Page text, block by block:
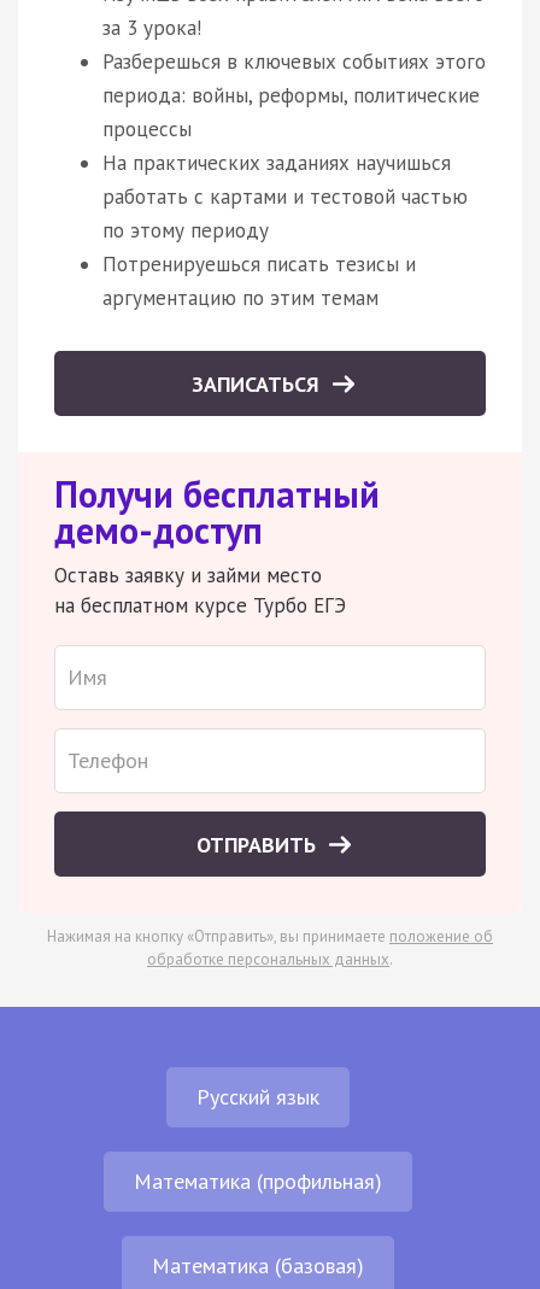
за 3 урока!
Разберешься в ключевых событиях этого
периода: войны, реформы, политические
процессы
На практических заданиях научишься
работать с картами и тестовой частью
по этому периоду
Потренируешься писать тезисы и
аргументацию по этим темам
ЗАПИСАТЬСЯ
Получи бесплатный
демо-доступ
Оставь заявку и займи место
на бесплатном курсе Турбо ЕГЭ
ОТПРАВИТЬ
Нажимая на кнопку «Отправить», вы принимаете положение об
обработке персональных данных.
Русский язык
Математика (профильная)
Математика (базовая)